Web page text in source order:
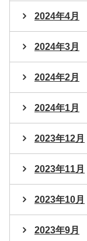
2024年4月
2024年3月
2024年2月
2024年1月
2023年12月
2023年11月
2023年10月
2023年9月